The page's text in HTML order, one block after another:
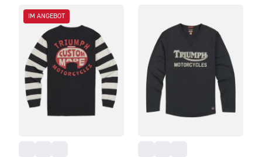
IM ANGEBOT